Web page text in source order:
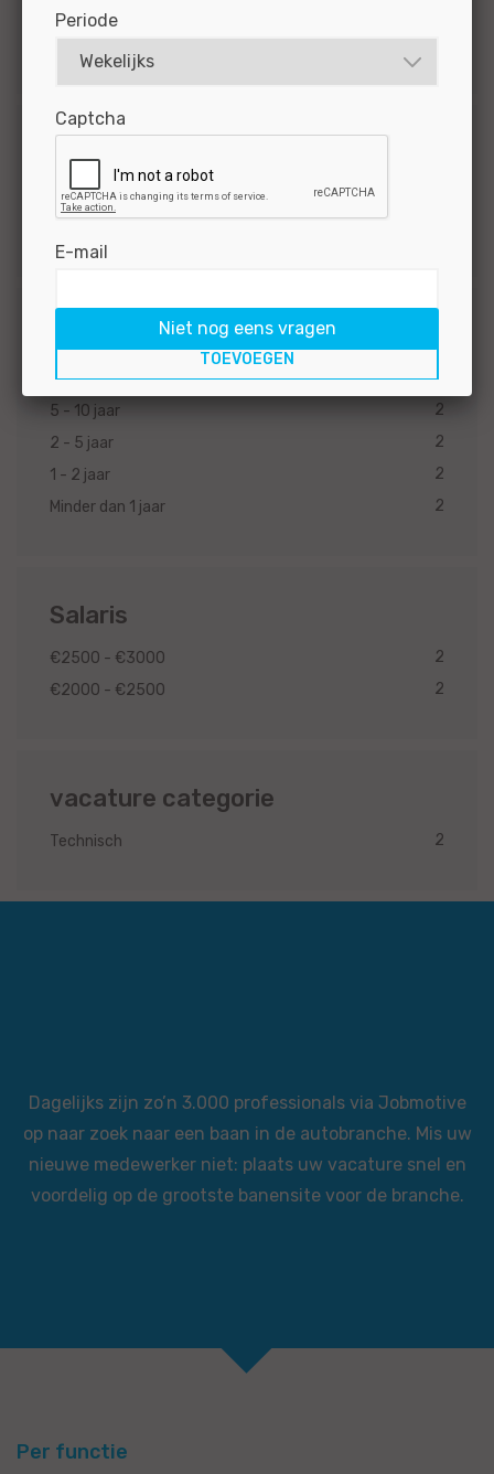
Opleidingsniveau
MBO
Werkervaring
10 en meer jaar
2
5 - 10 jaar
2
2 - 5 jaar
2
1 - 2 jaar
2
Minder dan 1 jaar
2
Salaris
€2500 - €3000
2
€2000 - €2500
2
vacature categorie
Technisch 2
Dagelijks zijn zo’n 3.000 professionals via Jobmotive
op naar zoek naar een baan in de autobranche. Mis uw
nieuwe medewerker niet: plaats uw vacature snel en
voordelig op de grootste banensite voor de branche.
Per functie
Periode
Captcha
E-mail
Niet nog eens vragen